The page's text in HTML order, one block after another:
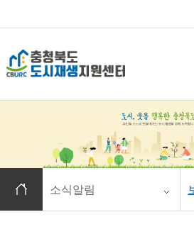
충
홈으로 이동
소식알림